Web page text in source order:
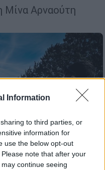
Information
to third parties, or
information for
use the below opt-out
note that after your
continue seeing
Μίνα Αρναούτη